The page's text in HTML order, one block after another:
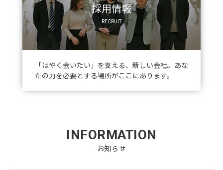
採用情報
RECRUIT
「はやく会いたい」を⽀える、新しい会社。あな
たの⼒を必要とする場所がここにあります。
INFORMATION
お知らせ